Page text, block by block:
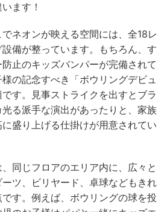
ます！
ネオンが映える空間には、全18レ
備が整っています。もちろん、す
止のキッズバンパーが完備されて
の記念すべき「ボウリングデビュ
す。見事ストライクを出すとブラ
る派手な演出があったりと、家族
盛り上げる仕掛けが用意されてい
同じフロアのエリア内に、広々と
ツ、ビリヤード、卓球などもきれ
す。例えば、ボウリングの球を投